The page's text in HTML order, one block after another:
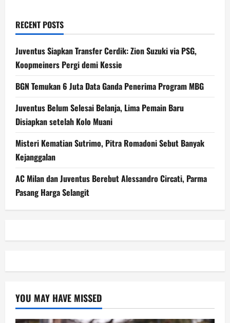
RECENT POSTS
Juventus Siapkan Transfer Cerdik: Zion Suzuki via PSG,
Koopmeiners Pergi demi Kessie
BGN Temukan 6 Juta Data Ganda Penerima Program MBG
Juventus Belum Selesai Belanja, Lima Pemain Baru
Disiapkan setelah Kolo Muani
Misteri Kematian Sutrimo, Pitra Romadoni Sebut Banyak
Kejanggalan
AC Milan dan Juventus Berebut Alessandro Circati, Parma
Pasang Harga Selangit
YOU MAY HAVE MISSED